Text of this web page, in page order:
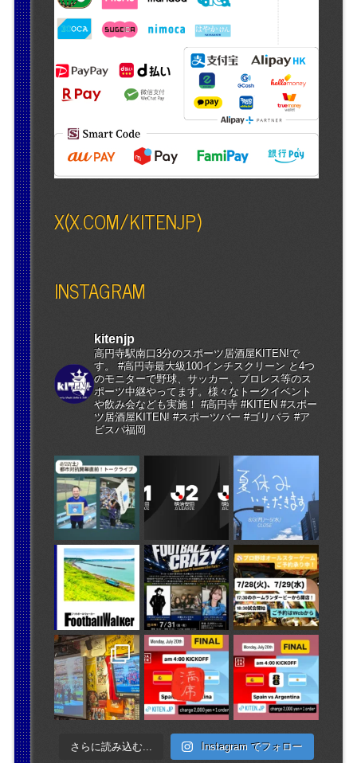
X(X.COM/KITENJP)
INSTAGRAM
kitenjp
高円寺駅南口3分のスポーツ居酒屋KITEN!で
す。 #高円寺最大級100インチスクリーン と4つ
のモニターで野球、サッカー、プロレス等のス
ポーツ中継やってます。様々なトークイベント
や飲み会なども実施！ #高円寺 #KITEN #スポー
ツ居酒屋KITEN! #スポーツバー #ゴリパラ #ア
ビスパ福岡
さらに読み込む... Instagram でフォロー